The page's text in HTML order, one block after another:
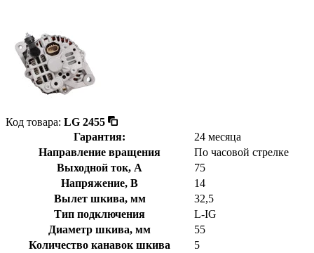
Код товара: LG 2455
Гарантия:
24 месяца
Направление вращения
По часовой стрелке
Выходной ток, А
75
Напряжение, В
14
Вылет шкива, мм
32,5
Тип подключения
L-IG
Диаметр шкива, мм
55
Количество канавок шкива
5